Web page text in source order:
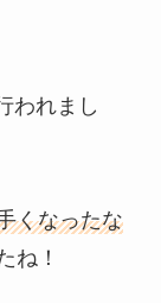
われまし
くなったな
ね！